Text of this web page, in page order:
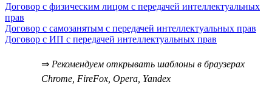
Договор с физическим лицом с передачей интеллектуальных
прав
Договор с самозанятым с передачей интеллектуальных прав
Договор с ИП с передачей интеллектуальных прав
⇒ Рекомендуем открывать шаблоны в браузерах
Chrome, FireFox, Opera, Yandex